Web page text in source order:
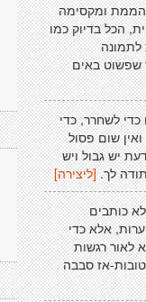
ומקסימה
הכל בדיוק כמו
לתמונה
שפשוט באים
לשחרר, כדי
שום פסול
יש גבול ויש
לך. [ליצירה]
כותבים
אלא כדי
לאור רגשות
אז סבבה